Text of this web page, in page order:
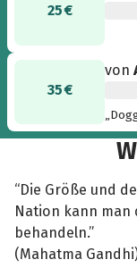
25 €
35 €
von
“Die Größe und
Nation kann man
behandeln.”
(Mahatma